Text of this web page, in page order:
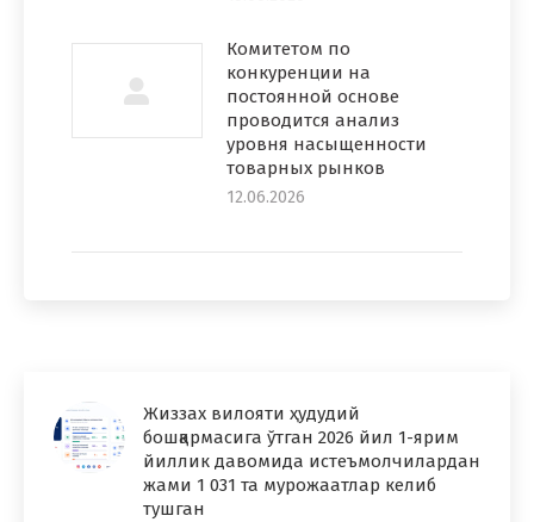
Комитетом по
конкуренции на
постоянной основе
проводится анализ
уровня насыщенности
товарных рынков
12.06.2026
Жиззах вилояти ҳудудий
бошқармасига ўтган 2026 йил 1-ярим
йиллик давомида истеъмолчилардан
жами 1 031 та мурожаатлар келиб
тушган